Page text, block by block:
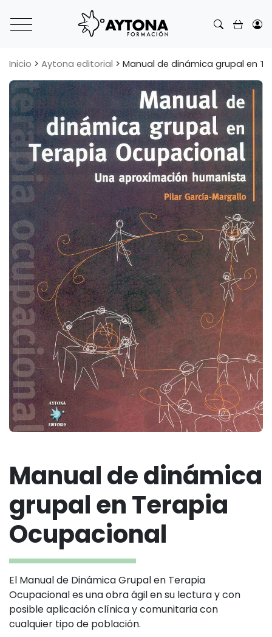
Main Navigation
Inicio > Aytona editorial > Manual de dinámica grupal en
Manual de dinámica
grupal en Terapia
Ocupacional
El Manual de Dinámica Grupal en Terapia
Ocupacional es una obra ágil en su lectura y con
posible aplicación clínica y comunitaria con
cualquier tipo de población.